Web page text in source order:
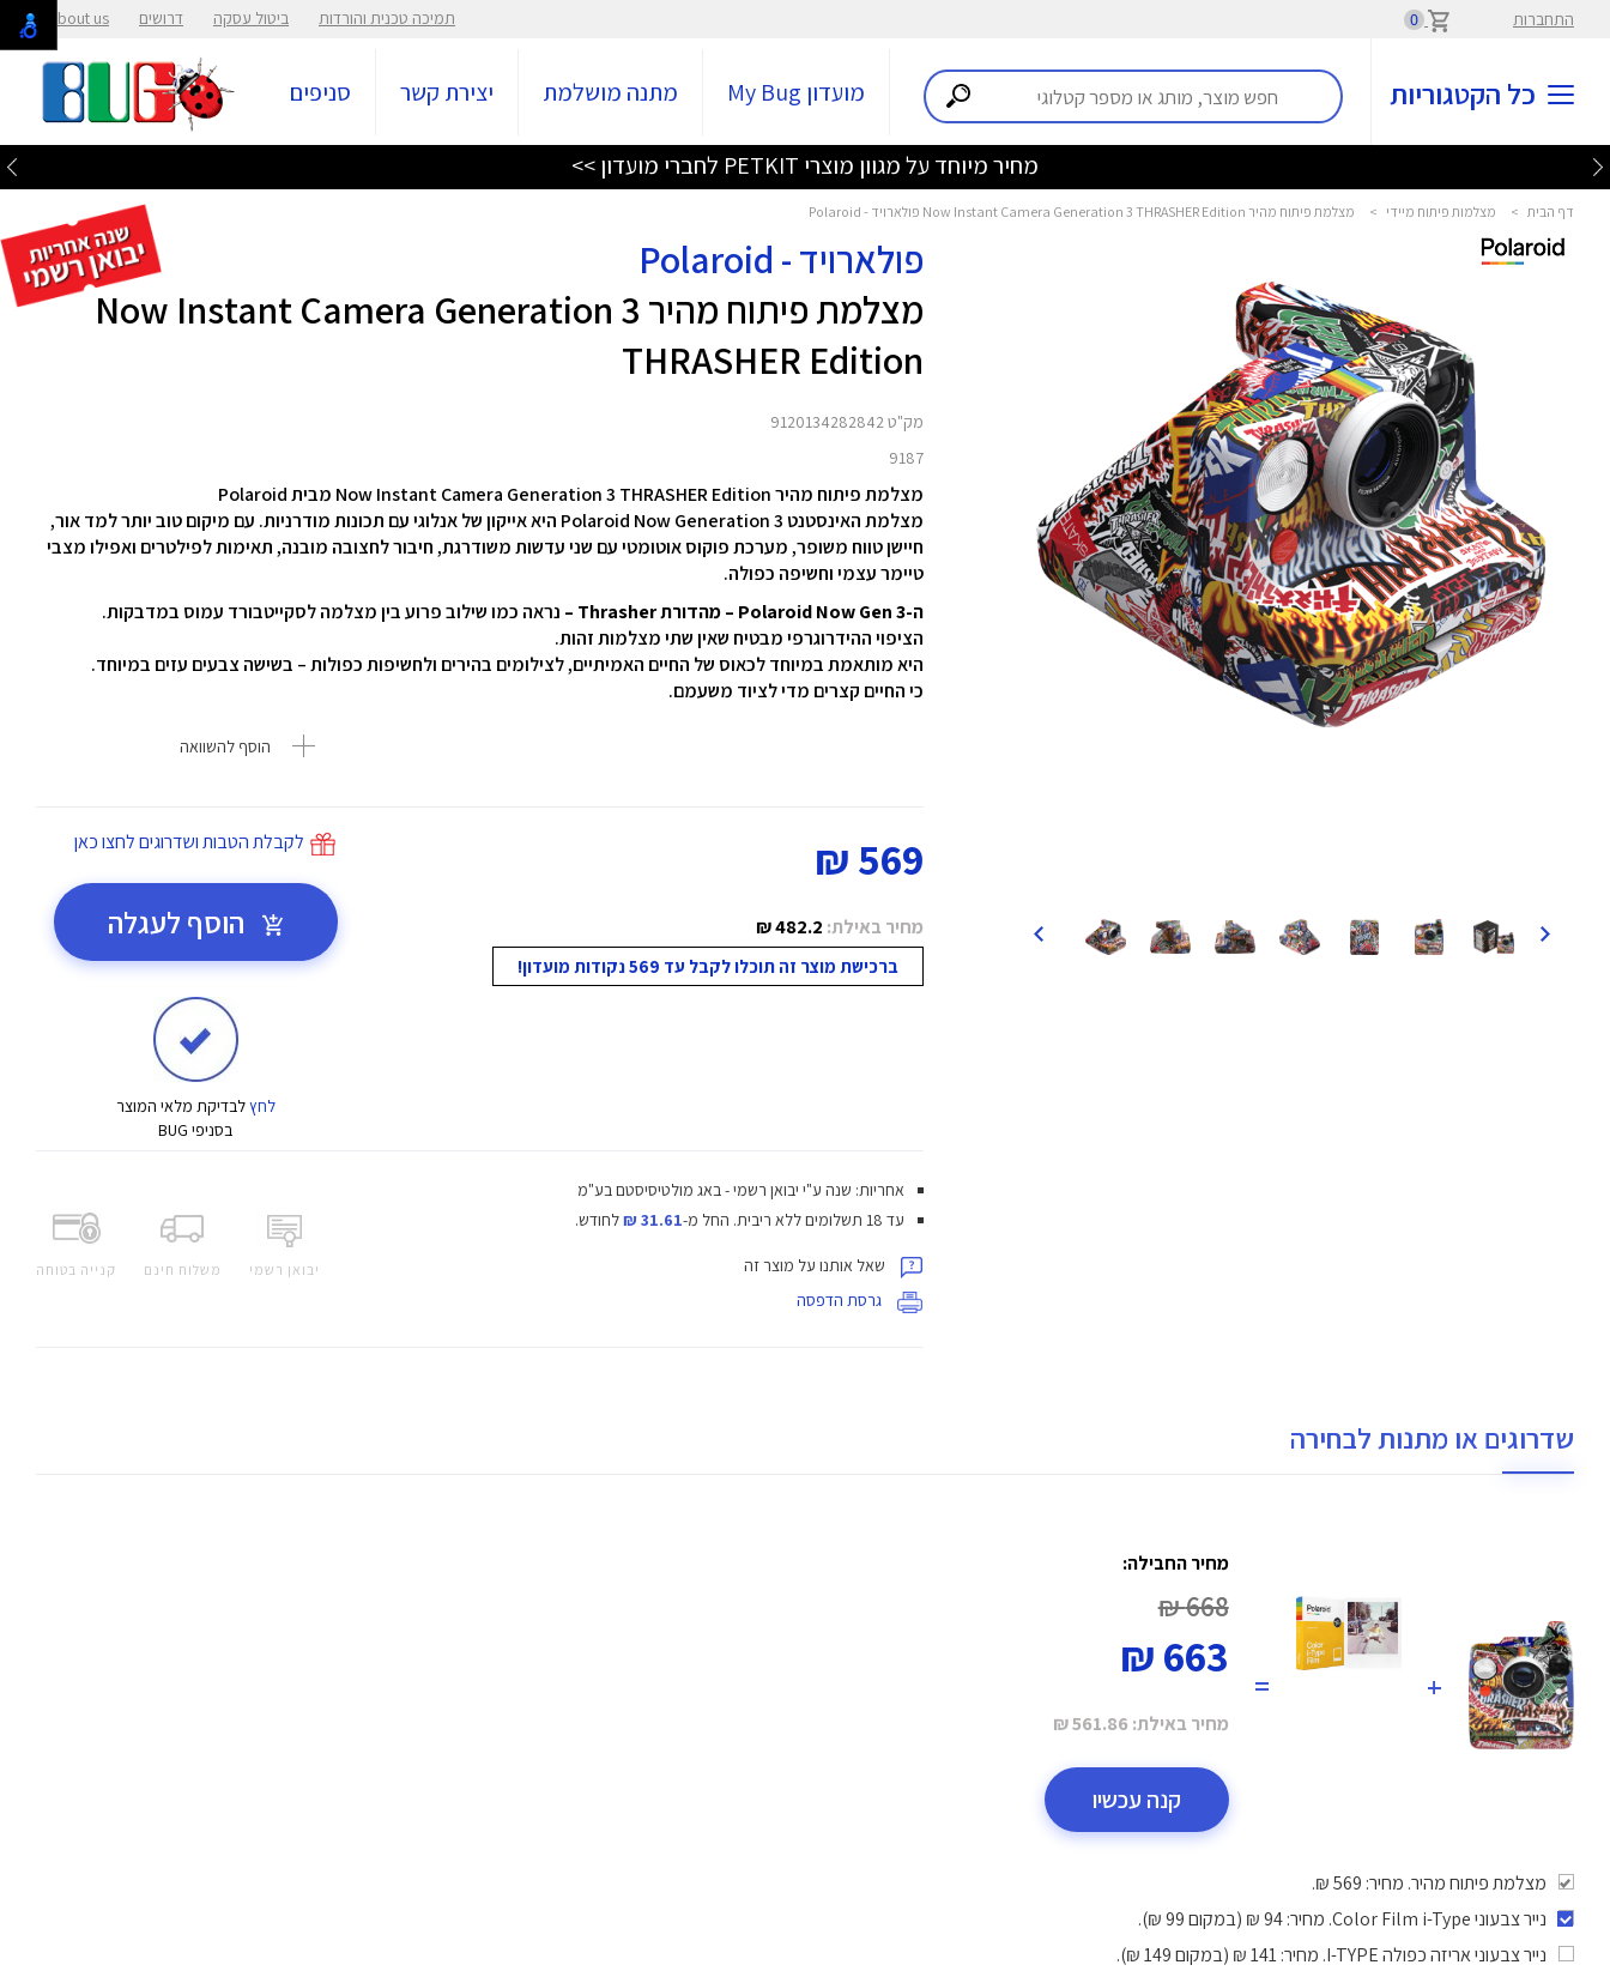
התחברות 0 תמיכה טכנית והורדות ביטול עסקה דרושים About us
כל הקטגוריות מועדון My Bug מתנה מושלמת יצירת קשר סניפים
מחיר מיוחד על מגוון מוצרי PETKIT לחברי מועדון >>
דף הבית > מצלמות פיתוח מיידי > מצלמת פיתוח מהיר Now Instant Camera Generation 3 THRASHER Edition פולארויד - Polaroid
פולארויד - Polaroid
מצלמת פיתוח מהיר Now Instant Camera Generation 3
THRASHER Edition
מק"ט 9120134282842
9187
מצלמת פיתוח מהיר Now Instant Camera Generation 3 THRASHER Edition מבית Polaroid
מצלמת האינסטנט Polaroid Now Generation 3 היא אייקון של אנלוגי עם תכונות מודרניות. עם מיקום טוב יותר למד אור,
חיישן טווח משופר, מערכת פוקוס אוטומטי עם שני עדשות משודרגת, חיבור לחצובה מובנה, תאימות לפילטרים ואפילו מצבי
טיימר עצמי וחשיפה כפולה.
ה-Polaroid Now Gen 3 – מהדורת Thrasher
– נראה כמו שילוב פרוע בין מצלמה לסקייטבורד עמוס במדבקות.
הציפוי ההידרוגרפי מבטיח שאין שתי מצלמות זהות.
היא מותאמת במיוחד לכאוס של החיים האמיתיים, לצילומים בהירים ולחשיפות כפולות – בשישה צבעים עזים במיוחד.
כי החיים קצרים מדי לציוד משעמם.
הוסף להשוואה
569 ₪
מחיר באילת: 482.2 ₪
ברכישת מוצר זה תוכלו לקבל עד 569 נקודות מועדון!
לקבלת הטבות ושדרוגים לחצו כאן
הוסף לעגלה
לחץלבדיקת מלאי המוצר
בסניפי BUG
יבואן רשמי משלוח חינם קנייה בטוחה
אחריות: שנה ע"י יבואן רשמי - באג מולטיסיסטם בע"מ
עד 18 תשלומים ללא ריבית.
החל מ-31.61 ₪ לחודש.
שאל אותנו על מוצר זה
גרסת הדפסה
שדרוגים או מתנות לבחירה
+
=
מחיר החבילה:
668 ₪
663 ₪
מחיר באילת: 561.86 ₪
קנה עכשיו
מצלמת פיתוח מהיר. מחיר: 569 ₪.
נייר צבעוני Color Film i-Type
. מחיר: 94 ₪ (במקום 99 ₪).
נייר צבעוני אריזה כפולה I-TYPE
. מחיר: 141 ₪ (במקום 149 ₪).